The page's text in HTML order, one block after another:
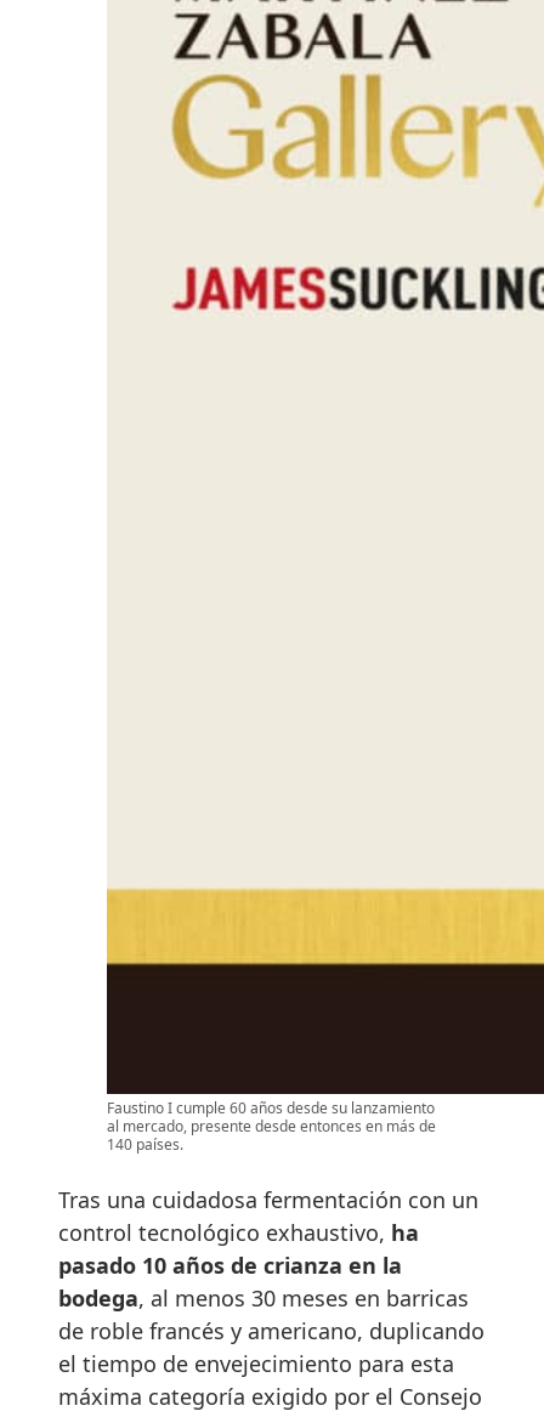
Faustino I cumple 60 años desde su lanzamiento
al mercado, presente desde entonces en más de
140 países.
Tras una cuidadosa fermentación con un
control tecnológico exhaustivo, ha
pasado 10 años de crianza en la
bodega, al menos 30 meses en barricas
de roble francés y americano, duplicando
el tiempo de envejecimiento para esta
máxima categoría exigido por el Consejo